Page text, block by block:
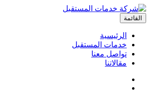
القائمة
الرئيسية
خدمات المستقبل
تواصل معنا
مقالاتنا